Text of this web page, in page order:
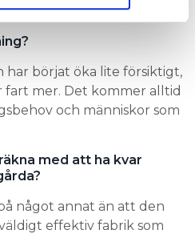
har börjat öka lite försiktigt,
fart mer. Det kommer alltid
och människor som
med att ha kvar
något annat än att den
effektiv fabrik som